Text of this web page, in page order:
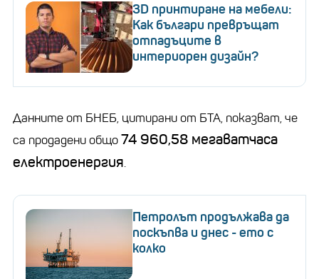
3D принтиране на мебели:
Как българи превръщат
отпадъците в
интериорен дизайн?
Данните от БНЕБ, цитирани от БТА, показват, че
са продадени общо74 960,58 мегаватчаса
електроенергия.
Петролът продължава да
поскъпва и днес - ето с
колко